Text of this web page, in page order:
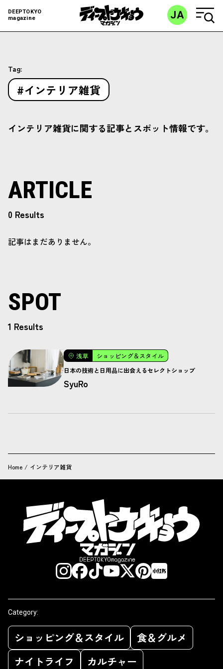
DEEPTOKYO
magazine
JA
Tag:
#インテリア雑貨
インテリア雑貨に関する記事とスポット情報です。
ARTICLE
0 Results
記事はまだありません。
SPOT
1 Results
浅草
ショッピング＆スタイル
日本の技術と日用品に出会えるセレクトショップ
SyuRo
Home / インテリア雑貨
Category:
ショッピング＆スタイル
食＆グルメ
ナイトライフ
カルチャー